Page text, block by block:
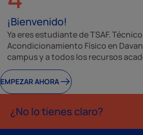
¡Bienvenido!
Ya eres estudiante de TSAF.
Acondicionamiento Físico en
campus y a todos los recursos
EMPEZAR AHORA
¿No lo tienes claro?